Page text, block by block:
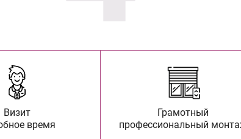
Визит
время
Грамотный
профессиональный